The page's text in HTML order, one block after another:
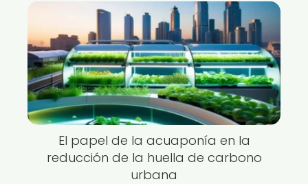
El papel de la acuaponía en la
reducción de la huella de carbono
urbana